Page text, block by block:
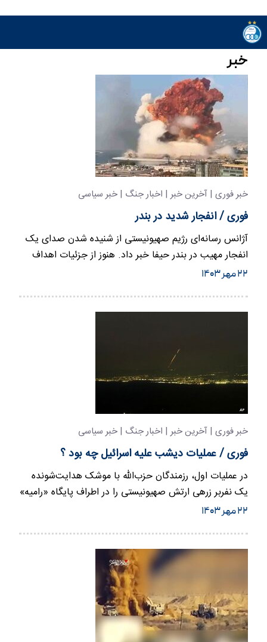
خبر
خبر فوری | آخرین خبر | اخبار جنگ | خبر سیاسی
فوری / انفجار شدید در بندر
آژانس رسانه‌ای رژیم صهیونیستی از شنیده شدن صدای یک
انفجار مهیب در بندر حیفا خبر داد. هنوز از جزئیات اهداف
این حملات…
۲۲ مهر ۱۴۰۳
خبر فوری | آخرین خبر | اخبار جنگ | خبر سیاسی
فوری / عملیات دیشب علیه اسرائیل چه بود ؟
در عملیات اول، رزمندگان حزب‌الله با موشک هدایت‌شونده
یک نفربر زرهی ارتش صهیونیستی را در اطراف پایگاه «رامیه»
مورد هدف…
۲۲ مهر ۱۴۰۳